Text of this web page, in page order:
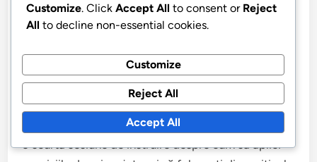
Sfaturi pentru utilizarea echipamentului
Pentru a maximiza eficiența echipamentului de
siguranță, familiarizează-te tu și grupul tău cu
utilizarea acestuia înainte de eveniment. Realizează
o scurtă sesiune de instruire despre cum să aplici
Customize. Click Accept All to consent or Reject
All to decline non-essential cookies.
Customize
Reject All
Accept All